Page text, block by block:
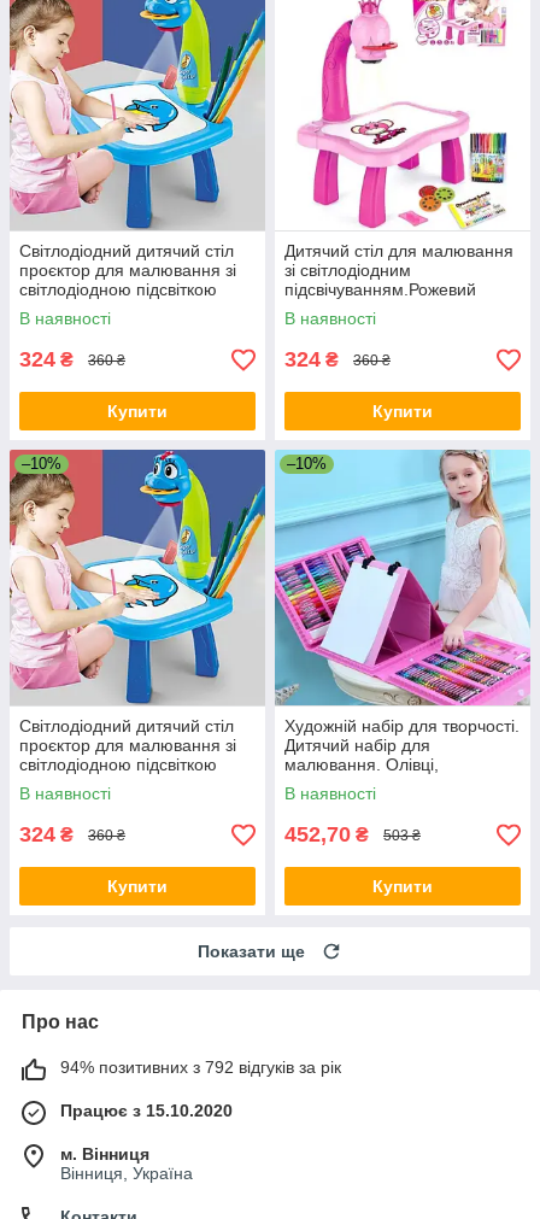
Світлодіодний дитячий стіл
проєктор для малювання зі
світлодіодною підсвіткою
Синій
В наявності
324 ₴ 360 ₴
Купити
Дитячий стіл для малювання
зі світлодіодним
підсвічуванням.Рожевий
В наявності
324 ₴ 360 ₴
Купити
–10%
Світлодіодний дитячий стіл
проєктор для малювання зі
світлодіодною підсвіткою
Синій
В наявності
324 ₴ 360 ₴
Купити
–10%
Художній набір для творчості.
Дитячий набір для
малювання. Олівці,
фломастери, фарби,
пензлики, крейди
В наявності
452,70 ₴ 503 ₴
Купити
Показати ще
Про нас
94% позитивних з 792 відгуків за рік
Працює з 15.10.2020
м. Вінниця
Вінниця, Україна